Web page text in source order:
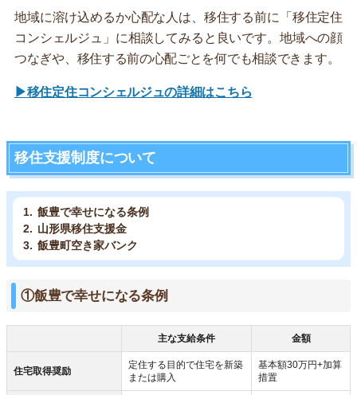
地域に溶け込めるか心配な人は、移住する前に「移住定住
コンシェルジュ」に相談してみると良いです。地域への顔
つなぎや、移住する前の心配ごとを何でも相談できます。
▶移住定住コンシェルジュの詳細はこちら
移住支援制度について
飯豊で幸せになる条例
山形県移住支援金
飯豊町空き家バンク
①飯豊で幸せになる条例
主な支給条件 金額
住宅取得奨励
定住する目的で住宅を新築
または購入
基本額30万円+加算
措置